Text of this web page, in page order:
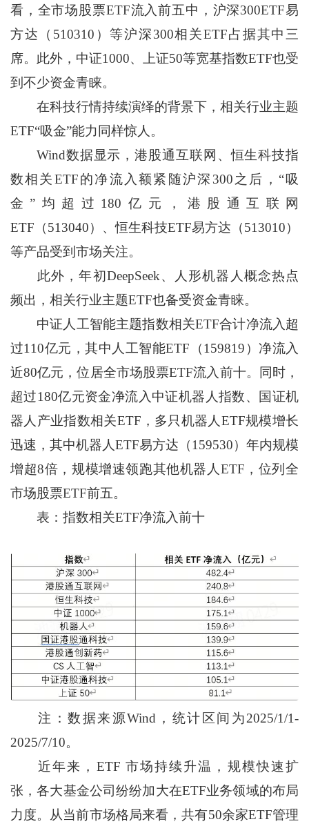
看，全市场股票ETF流入前五中，沪深300ETF易
方达（510310）等沪深300相关ETF占据其中三
席。此外，中证1000、上证50等宽基指数ETF也受
到不少资金青睐。
在科技行情持续演绎的背景下，相关行业主题
ETF“吸金”能力同样惊人。
Wind数据显示，港股通互联网、恒生科技指
数相关ETF的净流入额紧随沪深300之后，“吸
金”均超过180亿元，港股通互联网
ETF（513040）、恒生科技ETF易方达（513010）
等产品受到市场关注。
此外，年初DeepSeek、人形机器人概念热点
频出，相关行业主题ETF也备受资金青睐。
中证人工智能主题指数相关ETF合计净流入超
过110亿元，其中人工智能ETF（159819）净流入
近80亿元，位居全市场股票ETF流入前十。同时，
超过180亿元资金净流入中证机器人指数、国证机
器人产业指数相关ETF，多只机器人ETF规模增长
迅速，其中机器人ETF易方达（159530）年内规模
增超8倍，规模增速领跑其他机器人ETF，位列全
市场股票ETF前五。
表：指数相关ETF净流入前十
注：数据来源Wind，统计区间为2025/1/1-
2025/7/10。
近年来，ETF 市场持续升温，规模快速扩
张，各大基金公司纷纷加大在ETF业务领域的布局
力度。从当前市场格局来看，共有50余家ETF管理